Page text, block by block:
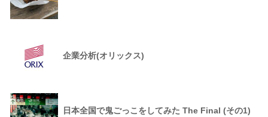
企業分析(オリックス)
日本全国で鬼ごっこをしてみた The Final (その1)